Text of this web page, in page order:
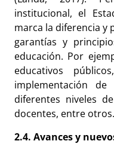
institucional, el
marca la diferencia y
garantías y
educación. Por
educativos
implementación
diferentes niveles
docentes, entre otros.
2.4. Avances y